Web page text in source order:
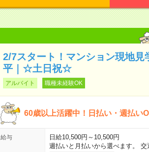
2/7スタート！マンション現地
平｜☆土日祝☆
アルバイト 職種未経験OK
60歳以上活躍中！日払い・週払い
給与
日給10,500円～10,500円
週払いと月払いから選べます。